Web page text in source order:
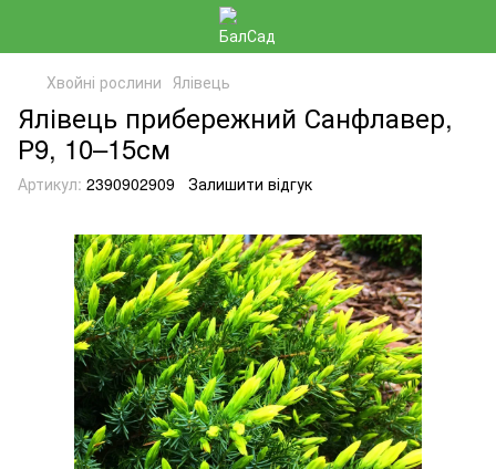
Хвойні рослини Ялівець
Ялівець прибережний Санфлавер,
Р9, 10–15см
Артикул: 2390902909 Залишити відгук